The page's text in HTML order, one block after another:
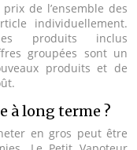
de l’ensemble des
individuellement.
produits inclus
groupées sont un
produits et de
à long terme ?
en gros peut être